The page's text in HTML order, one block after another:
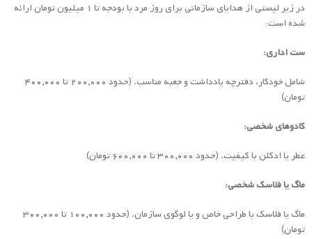
در زیر لیستی از هدایای سازمانی برای روز مرد با بودجه تا ۱ میلیون تومان ارائه
شده است:
ست اداری:
شامل خودکار، دفترچه یادداشت و جعبه مناسب. (حدود ۲۰۰,۰۰۰ تا ۴۰۰,۰۰۰
تومان)
کادوهای شخصی:
عطر یا ادکلن با کیفیت. (حدود ۳۰۰,۰۰۰ تا ۶۰۰,۰۰۰ تومان)
ماگ یا فلاسک شخصی:
ماگ یا فلاسک با طراحی خاص و یا لوگوی سازمان. (حدود ۱۰۰,۰۰۰ تا ۳۰۰,۰۰۰
تومان)